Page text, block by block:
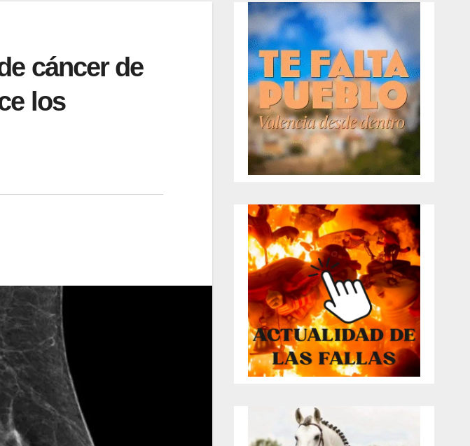
cáncer de
los